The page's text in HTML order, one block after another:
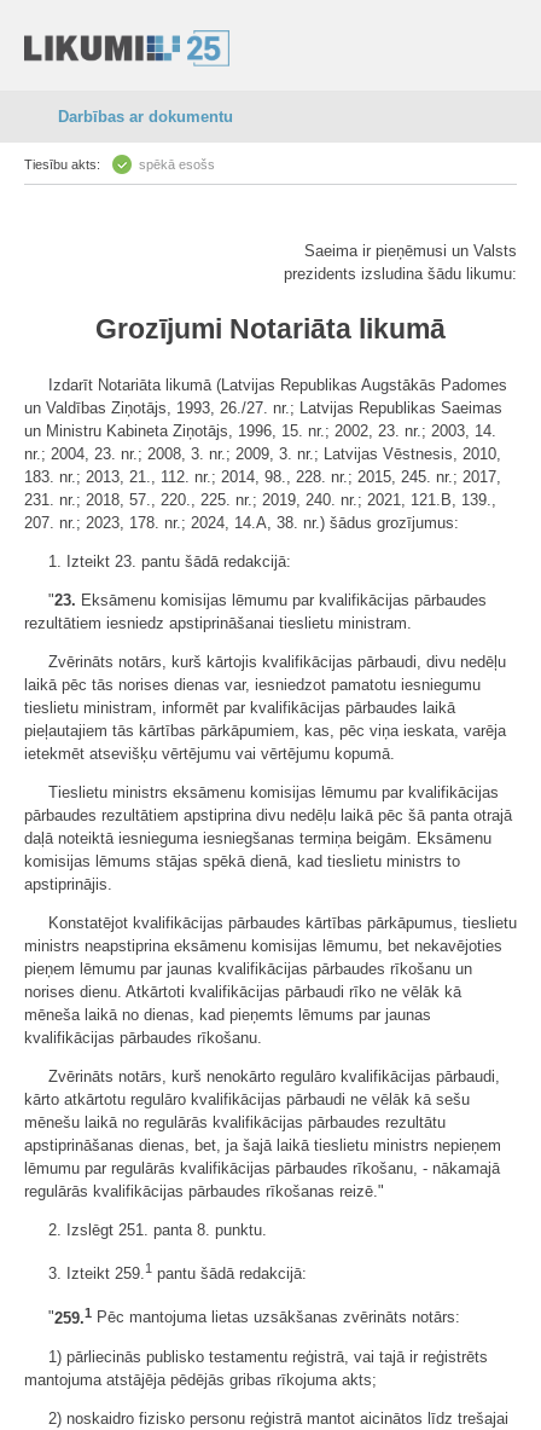
Darbības ar dokumentu
Tiesību akts: spēkā esošs
Saeima ir pieņēmusi un Valsts
prezidents izsludina šādu likumu:
Grozījumi Notariāta likumā
Izdarīt Notariāta likumā (Latvijas Republikas Augstākās Padomes
un Valdības Ziņotājs, 1993, 26./27. nr.; Latvijas Republikas Saeimas
un Ministru Kabineta Ziņotājs, 1996, 15. nr.; 2002, 23. nr.; 2003, 14.
nr.; 2004, 23. nr.; 2008, 3. nr.; 2009, 3. nr.; Latvijas Vēstnesis, 2010,
183. nr.; 2013, 21., 112. nr.; 2014, 98., 228. nr.; 2015, 245. nr.; 2017,
231. nr.; 2018, 57., 220., 225. nr.; 2019, 240. nr.; 2021, 121.B, 139.,
207. nr.; 2023, 178. nr.; 2024, 14.A, 38. nr.) šādus grozījumus:
1. Izteikt 23. pantu šādā redakcijā:
"23. Eksāmenu komisijas lēmumu par kvalifikācijas pārbaudes
rezultātiem iesniedz apstiprināšanai tieslietu ministram.
Zvērināts notārs, kurš kārtojis kvalifikācijas pārbaudi, divu nedēļu
laikā pēc tās norises dienas var, iesniedzot pamatotu iesniegumu
tieslietu ministram, informēt par kvalifikācijas pārbaudes laikā
pieļautajiem tās kārtības pārkāpumiem, kas, pēc viņa ieskata, varēja
ietekmēt atsevišķu vērtējumu vai vērtējumu kopumā.
Tieslietu ministrs eksāmenu komisijas lēmumu par kvalifikācijas
pārbaudes rezultātiem apstiprina divu nedēļu laikā pēc šā panta otrajā
daļā noteiktā iesnieguma iesniegšanas termiņa beigām. Eksāmenu
komisijas lēmums stājas spēkā dienā, kad tieslietu ministrs to
apstiprinājis.
Konstatējot kvalifikācijas pārbaudes kārtības pārkāpumus, tieslietu
ministrs neapstiprina eksāmenu komisijas lēmumu, bet nekavējoties
pieņem lēmumu par jaunas kvalifikācijas pārbaudes rīkošanu un
norises dienu. Atkārtoti kvalifikācijas pārbaudi rīko ne vēlāk kā
mēneša laikā no dienas, kad pieņemts lēmums par jaunas
kvalifikācijas pārbaudes rīkošanu.
Zvērināts notārs, kurš nenokārto regulāro kvalifikācijas pārbaudi,
kārto atkārtotu regulāro kvalifikācijas pārbaudi ne vēlāk kā sešu
mēnešu laikā no regulārās kvalifikācijas pārbaudes rezultātu
apstiprināšanas dienas, bet, ja šajā laikā tieslietu ministrs nepieņem
lēmumu par regulārās kvalifikācijas pārbaudes rīkošanu, - nākamajā
regulārās kvalifikācijas pārbaudes rīkošanas reizē."
2. Izslēgt 251. panta 8. punktu.
3. Izteikt 259.1 pantu šādā redakcijā:
"259.1 Pēc mantojuma lietas uzsākšanas zvērināts notārs:
1) pārliecinās publisko testamentu reģistrā, vai tajā ir reģistrēts
mantojuma atstājēja pēdējās gribas rīkojuma akts;
2) noskaidro fizisko personu reģistrā mantot aicinātos līdz trešajai